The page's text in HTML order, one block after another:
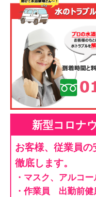
新型コロナ
お客様、従業員
徹底します。
・マスク、アルコ
・作業員 出勤前